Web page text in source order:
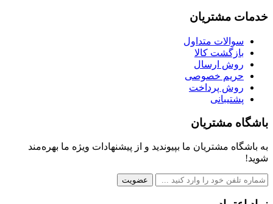
خدمات مشتریان
سوالات متداول
بازگشت کالا
روش ارسال
حریم خصوصی
روش پرداخت
پشتیبانی
باشگاه مشتریان
به باشگاه مشتریان ما بپیوندید و از پیشنهادات ویژه ما بهره‌مند
شوید!
عضویت